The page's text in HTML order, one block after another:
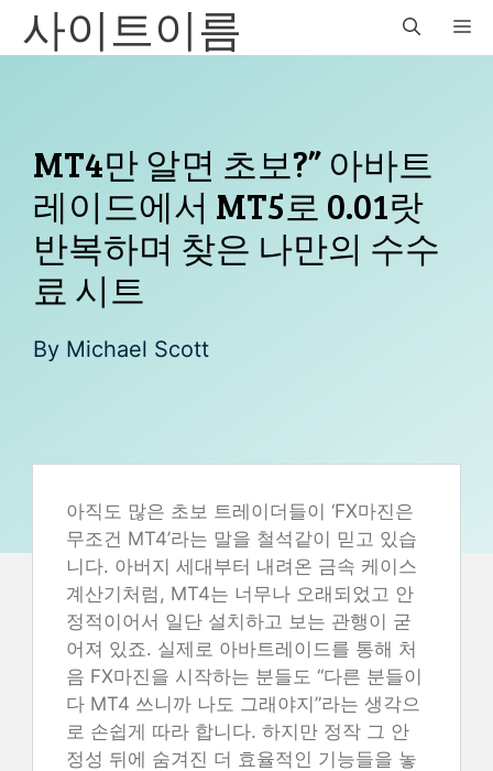
Skip사이트이름
MT4만 알면 초보?” 아바트
레이드에서 MT5로 0.01랏
반복하며 찾은 나만의 수수
료 시트
By Michael Scott
아직도 많은 초보 트레이더들이 ‘FX마진은
무조건 MT4’라는 말을 철석같이 믿고 있습
니다. 아버지 세대부터 내려온 금속 케이스
계산기처럼, MT4는 너무나 오래되었고 안
정적이어서 일단 설치하고 보는 관행이 굳
어져 있죠. 실제로 아바트레이드를 통해 처
음 FX마진을 시작하는 분들도 “다른 분들이
다 MT4 쓰니까 나도 그래야지”라는 생각으
로 손쉽게 따라 합니다. 하지만 정작 그 안
정성 뒤에 숨겨진 더 효율적인 기능들을 놓